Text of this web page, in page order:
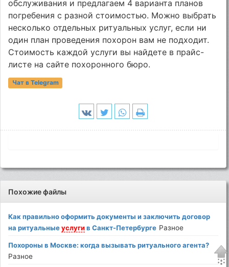
обслуживания и предлагаем 4 варианта планов
погребения с разной стоимостью. Можно выбрать
несколько отдельных ритуальных услуг, если ни
один план проведения похорон вам не подходит.
Стоимость каждой услуги вы найдете в прайс-
листе на сайте похоронного бюро.
Чат в Telegram
Похожие файлы
Как правильно оформить документы и заключить договор
на ритуальныеуслугив Санкт-Петербурге Разное
Похороны в Москве: когда вызывать ритуального агента?
Разное